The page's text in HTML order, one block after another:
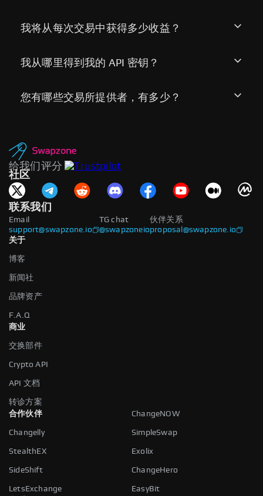
我将从每次交易中获得多少收益？
我从哪里得到我的 API 密钥？
您有哪些交易所提供者，有多少？
给我们评分
社区
联系我们
Email
support@swapzone.io
伙伴关系
proposal@swapzone.io
TG chat
@swapzoneio
关于
博客
新闻社
品牌资产
F.A.Q
商业
交换部件
Crypto API
API 文档
转诊方案
合作伙伴
ChangeNOW
Changelly SimpleSwap
StealthEX Exolix
SideShift ChangeHero
LetsExchange
EasyBit